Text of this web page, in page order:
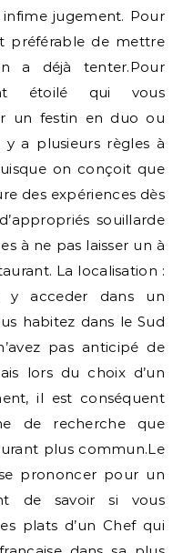
jugement. Pour
préférable de mettre
a déjà tenter.Pour
étoilé qui vous
un festin en duo ou
y a plusieurs règles à
on conçoit que
des expériences dès
souillarde
à ne pas laisser un à
La localisation :
y acceder dans un
habitez dans le Sud
pas anticipé de
lors du choix d’un
il est conséquent
de recherche que
plus commun.Le
prononcer pour un
de savoir si vous
plats d’un Chef qui